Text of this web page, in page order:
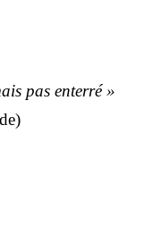
pas enterré »